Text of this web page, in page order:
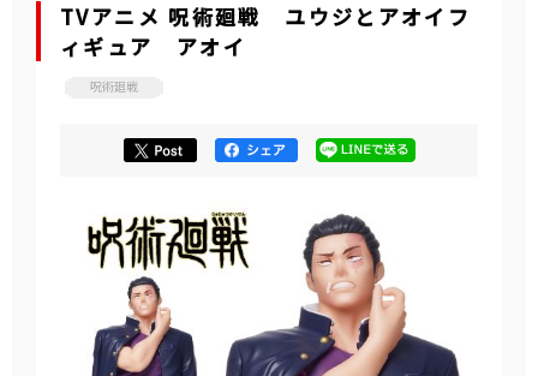
TVアニメ 呪術廻戦 ユウジとアオイフ
ィギュア アオイ
呪術廻戦